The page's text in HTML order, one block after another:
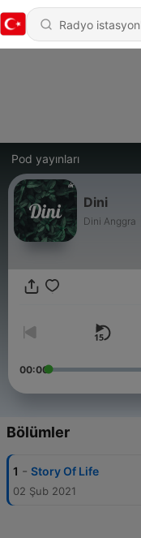
Pod yayınları
Dini
Dini Anggra
00:00
Bölümler
1 - Story Of Life
02 Şub 2021